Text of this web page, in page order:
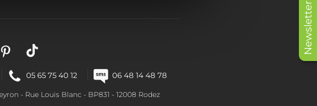
Newsletter
05 65 75 40 12 06 48 14 48 78
- Rue Louis Blanc - BP831 - 12008 Rodez